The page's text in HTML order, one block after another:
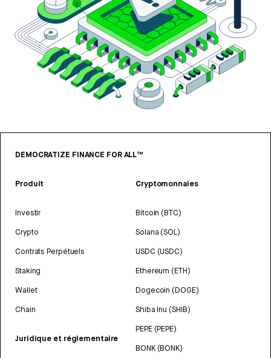
DEMOCRATIZE FINANCE FOR ALL™
Produit
Investir
Crypto
Contrats Perpétuels
Staking
Wallet
Chain
Juridique et réglementaire
Cryptomonnaies
Bitcoin (BTC)
Solana (SOL)
USDC (USDC)
Ethereum (ETH)
Dogecoin (DOGE)
Shiba Inu (SHIB)
PEPE (PEPE)
BONK (BONK)